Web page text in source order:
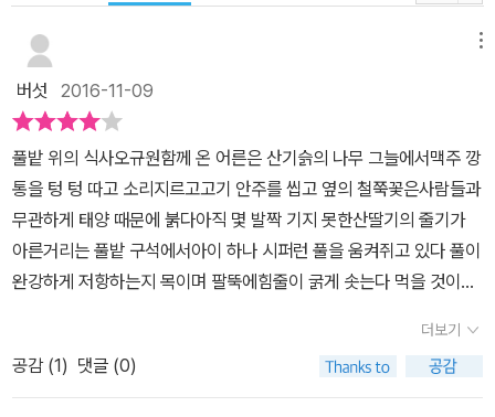
버섯 2016-11-09
풀밭 위의 식사오규원함께 온 어른은 산기슭의 나무 그늘에서맥주 깡
통을 텅 텅 따고 소리지르고고기 안주를 씹고 옆의 철쭉꽃은사람들과
무관하게 태양 때문에 붉다아직 몇 발짝 기지 못한산딸기의 줄기가
아른거리는 풀밭 구석에서아이 하나 시퍼런 풀을 움켜쥐고 있다 풀이
완강하게 저항하는지 목이며 팔뚝에힘줄이 굵게 솟는다 먹을 것이여
위에서 아카시아가꽃과 가시를 뭉텅뭉텅 내밀다가 잠시멈추고 찾아
온 벌떼를 껴안는다 풀을 잡아당기는아이의 손에서 풀의 줄기가 뜯겨
나온다저렇게 집요하게 감아쥐고 있는 것을 보면아이가 보고 싶은 것
더보기
공감 (1) 댓글 (0)